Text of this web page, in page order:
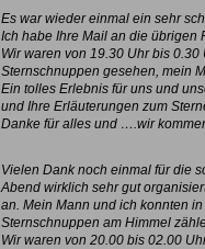
Es war wieder einmal ein sehr
Ich habe Ihre Mail an die übrigen
Wir waren von 19.30 Uhr bis
Sternschnuppen gesehen, mein
Ein tolles Erlebnis für uns und
und Ihre Erläuterungen zum
Danke für alles und ….wir
Vielen Dank noch einmal für die
Abend wirklich sehr gut
an. Mein Mann und ich konnten
Sternschnuppen am Himmel
Wir waren von 20.00 bis 02.00